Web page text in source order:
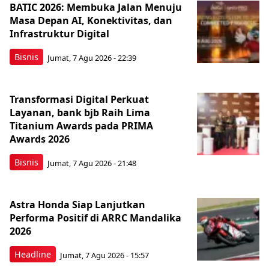
Bisnis
BATIC 2026: Membuka Jalan Menuju
Masa Depan AI, Konektivitas, dan
Infrastruktur Digital
Jumat, 7 Agu 2026 - 22:39
Bisnis
Transformasi Digital Perkuat
Layanan, bank bjb Raih Lima
Titanium Awards pada PRIMA
Awards 2026
Jumat, 7 Agu 2026 - 21:48
Headline
Astra Honda Siap Lanjutkan
Performa Positif di ARRC Mandalika
2026
Jumat, 7 Agu 2026 - 15:57